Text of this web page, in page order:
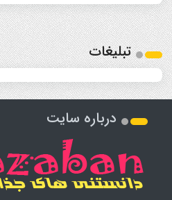
تبلیغات
درباره سایت